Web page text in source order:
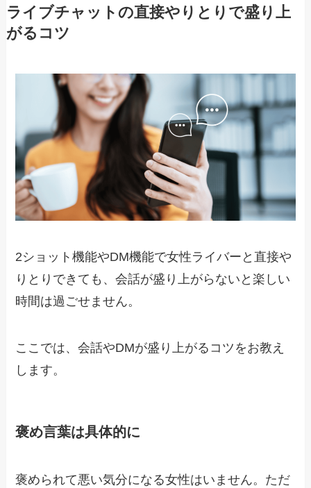
ライブチャットの直接やりとりで盛り上
がるコツ
2ショット機能やDM機能で女性ライバーと直接や
りとりできても、会話が盛り上がらないと楽しい
時間は過ごせません。
ここでは、会話やDMが盛り上がるコツをお教え
します。
褒め言葉は具体的に
褒められて悪い気分になる女性はいません。ただ